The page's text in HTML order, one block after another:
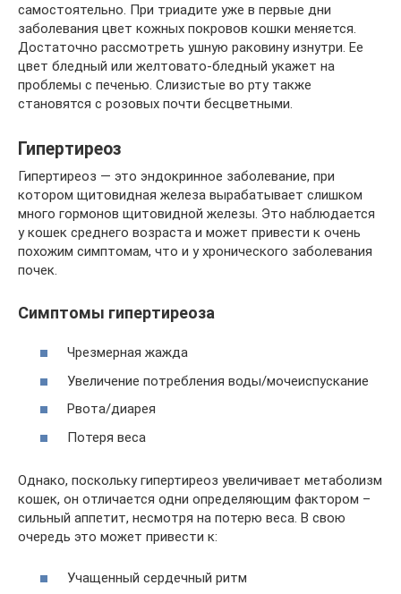
самостоятельно. При триадите уже в первые дни
заболевания цвет кожных покровов кошки меняется.
Достаточно рассмотреть ушную раковину изнутри. Ее
цвет бледный или желтовато-бледный укажет на
проблемы с печенью. Слизистые во рту также
становятся с розовых почти бесцветными.
Гипертиреоз
Гипертиреоз — это эндокринное заболевание, при
котором щитовидная железа вырабатывает слишком
много гормонов щитовидной железы. Это наблюдается
у кошек среднего возраста и может привести к очень
похожим симптомам, что и у хронического заболевания
почек.
Симптомы гипертиреоза
Чрезмерная жажда
Увеличение потребления воды/мочеиспускание
Рвота/диарея
Потеря веса
Однако, поскольку гипертиреоз увеличивает метаболизм
кошек, он отличается одни определяющим фактором –
сильный аппетит, несмотря на потерю веса. В свою
очередь это может привести к:
Учащенный сердечный ритм